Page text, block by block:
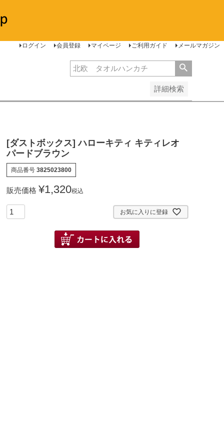
ログイン 会員登録 マイページ ご利用ガイド メールマガジン
詳細検索
順
[ダストボックス] ハローキティ キティレオ
パードブラウン
商品番号 3825023800
販売価格 ¥1,320税込
お気に入りに登録